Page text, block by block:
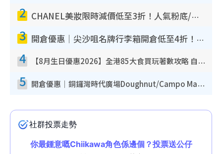
2 CHANEL美妝限時減價低至3折！人氣粉底/唇膏/精華液低至$275！COCO香水都有平
3 開倉優惠｜尖沙咀名牌行李箱開倉低至4折！一連5日 American Tourister/ace./Hallmark $200起！
4 【8月生日優惠2026】全港85大食買玩著數攻略 自助餐/火鍋放題同行免費＋誠品/DONKI送現金券
5 開倉優惠｜銅鑼灣時代廣場Doughnut/Campo Marzio開倉低至1折！背囊、書包、手袋劈價$200起